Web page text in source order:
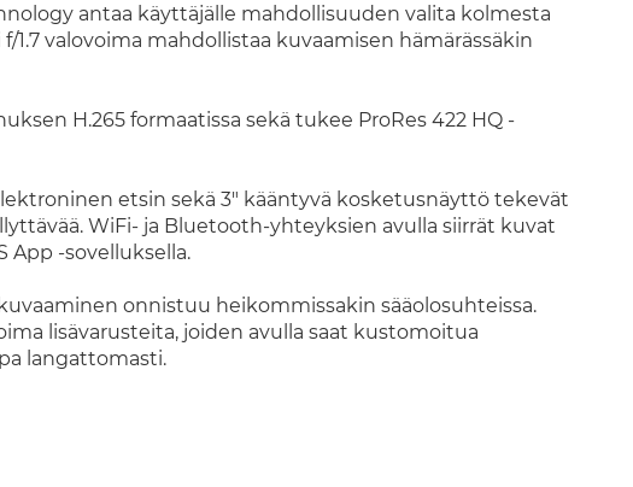
antaa käyttäjälle mahdollisuuden valita kolmesta
1.7 valovoima mahdollistaa kuvaamisen hämärässäkin
H.265 formaatissa sekä tukee ProRes 422 HQ -
etsin sekä 3" kääntyvä kosketusnäyttö tekevät
WiFi- ja Bluetooth-yhteyksien avulla siirrät kuvat
App -sovelluksella.
onnistuu heikommissakin sääolosuhteissa.
lisävarusteita, joiden avulla saat kustomoitua
langattomasti.